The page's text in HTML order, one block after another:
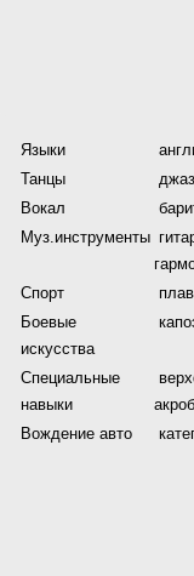
Языки
Танцы
Вокал
Муз.инструменты
Спорт
Боевые
искусства
Специальные
навыки
Вождение авто